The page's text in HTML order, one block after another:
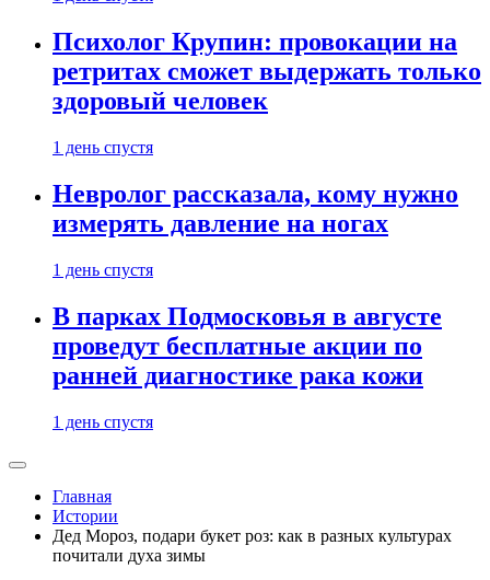
Психолог Крупин: провокации на
ретритах сможет выдержать только
здоровый человек
1 день спустя
Невролог рассказала, кому нужно
измерять давление на ногах
1 день спустя
В парках Подмосковья в августе
проведут бесплатные акции по
ранней диагностике рака кожи
1 день спустя
Главная
Истории
Дед Мороз, подари букет роз: как в разных культурах
почитали духа зимы